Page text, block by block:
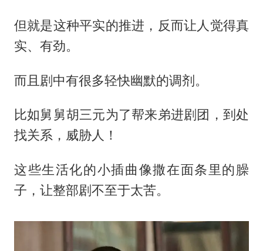
但就是这种平实的推进，反而让人觉得真
实、有劲。
而且剧中有很多轻快幽默的调剂。
比如舅舅胡三元为了帮来弟进剧团，到处
找关系，威胁人！
这些生活化的小插曲像撒在面条里的臊
子，让整部剧不至于太苦。